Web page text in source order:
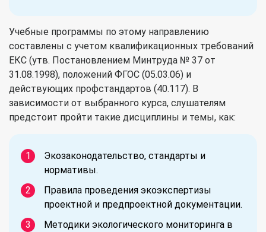
Учебные программы по этому направлению
составлены с учетом квалификационных требований
ЕКС (утв. Постановлением Минтруда № 37 от
31.08.1998), положений ФГОС (05.03.06) и
действующих профстандартов (40.117). В
зависимости от выбранного курса, слушателям
предстоит пройти такие дисциплины и темы, как:
Экозаконодательство, стандарты и
нормативы.
Правила проведения экоэкспертизы
проектной и предпроектной документации.
Методики экологического мониторинга в